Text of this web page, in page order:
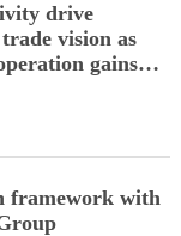
drive
vision as
gains
BRI
framework with